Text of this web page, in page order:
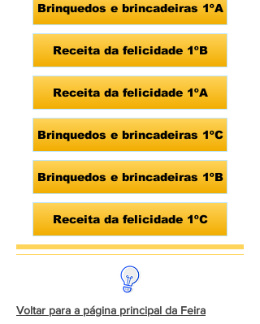
Brinquedos e brincadeiras 1ºA
Receita da felicidade 1ºB
Receita da felicidade 1ºA
Brinquedos e brincadeiras 1ºC
Brinquedos e brincadeiras 1ºB
Receita da felicidade 1ºC
Voltar para a página principal da Feira